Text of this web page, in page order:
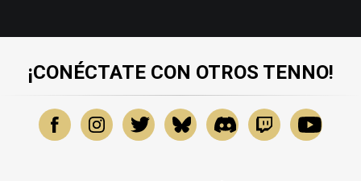
¡CONÉCTATE CON OTROS TENNO!